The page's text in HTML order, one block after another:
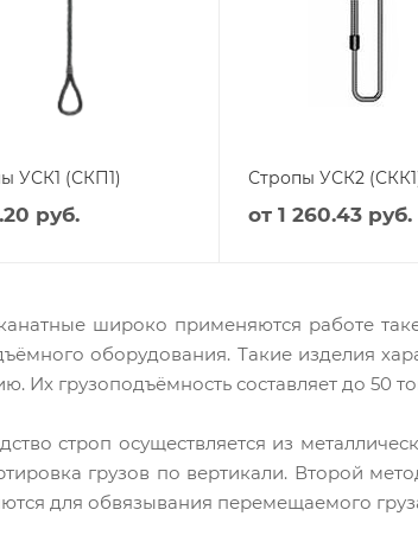
УСК1 (СКП1)
руб.
Стропы УСК2
от 1 260.43 руб.
широко применяются работе
оборудования. Такие изделия
Их грузоподъёмность составляет до 50
строп осуществляется из
грузов по вертикали. Второй
для обвязывания перемещаемого